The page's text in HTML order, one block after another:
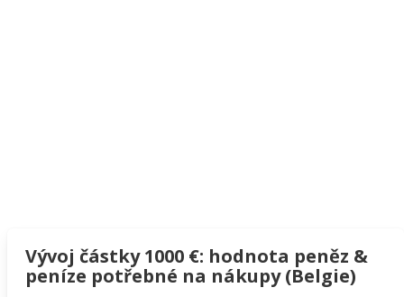
Vývoj částky 1000 €: hodnota peněz &
peníze potřebné na nákupy (Belgie)